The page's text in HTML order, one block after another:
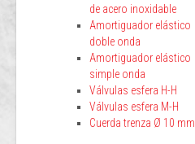
de acero inoxidable
Amortiguador elástico
doble onda
Amortiguador elástico
simple onda
Válvulas esfera H-H
Válvulas esfera M-H
Cuerda trenza Ø 10 mm